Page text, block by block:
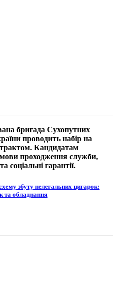
бригада Сухопутних
проводить набір на
Кандидатам
проходження служби,
соціальні гарантії.
збуту нелегальних цигарок:
та обладнання